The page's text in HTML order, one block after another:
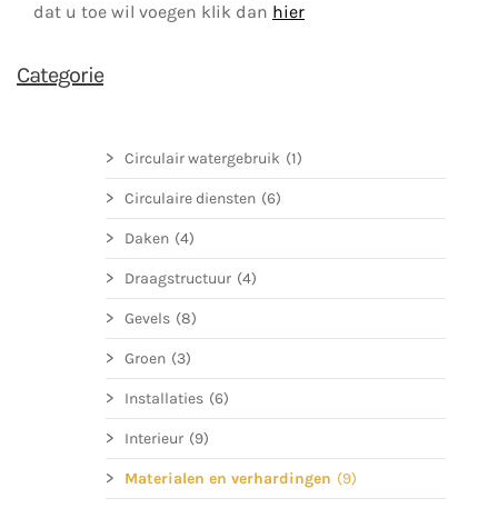
dat u toe wil voegen klik dan hier
Categorie
Circulair watergebruik (1)
Circulaire diensten (6)
Daken (4)
Draagstructuur (4)
Gevels (8)
Groen (3)
Installaties (6)
Interieur (9)
Materialen en verhardingen (9)